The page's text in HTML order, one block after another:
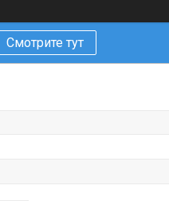
Смотрите тут